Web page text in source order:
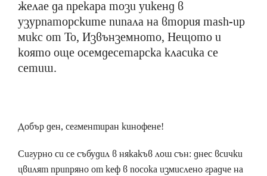
желае да прекара този уикенд в
узурпаторските пипала на втория mash-up
микс от То, Извънземното, Нещото и
която още осемдесетарска класика се
сетиш.
Добър ден, сегментиран кинофене!
Сигурно си се събудил в някакъв лош сън: днес всички
цвилят припряно от кеф в посока измислено градче на